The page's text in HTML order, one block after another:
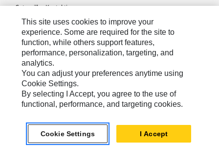
Caterpillar Kontaktieren
Meine Marketing-Präferenzen
Seitenübersicht
Cookie Settings
Rechtliche Hinweise
Datenschutz
Europe-German© 2026 Caterpillar. Alle Rechte vorbehalten.
This site uses cookies to improve your
experience. Some are required for the site to
function, while others support features,
performance, personalization, targeting, and
analytics.
You can adjust your preferences anytime using
Cookie Settings.
By selecting I Accept, you agree to the use of
functional, performance, and targeting cookies.
Cookie Settings I Accept